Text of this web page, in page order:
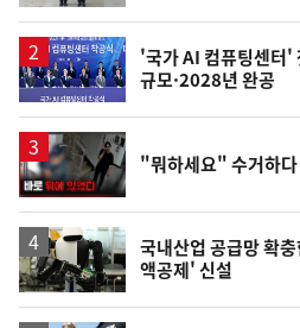
'국가 AI 컴퓨팅센
규모·2028년 완공
영
상
"뭐하세요" 수거하다
국내산업 공급망 확
액공제' 신설